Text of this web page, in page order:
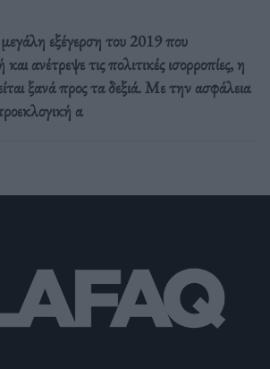
εξέγερση του 2019 που
ανέτρεψε τις πολιτικές ισορροπίες, η
ξανά προς τα δεξιά. Με την ασφάλεια
α